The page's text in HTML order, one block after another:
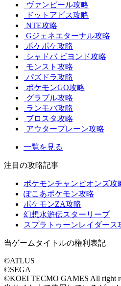
ヴァンピール攻略
ドットアビス攻略
NTE攻略
Gジェネエターナル攻略
ポケポケ攻略
シャドバ ビヨンド攻略
モンスト攻略
パズドラ攻略
ポケモンGO攻略
グラブル攻略
ランモバ攻略
ブロスタ攻略
アウタープレーン攻略
一覧を見る
注目の攻略記事
ポケモンチャンピオンズ攻
ぽこあポケモン攻略
ポケモンZA攻略
幻想水滸伝スターリープ
スプラトゥーンレイダース
当ゲームタイトルの権利表記
©ATLUS
©SEGA
©KOEI TECMO GAMES All right